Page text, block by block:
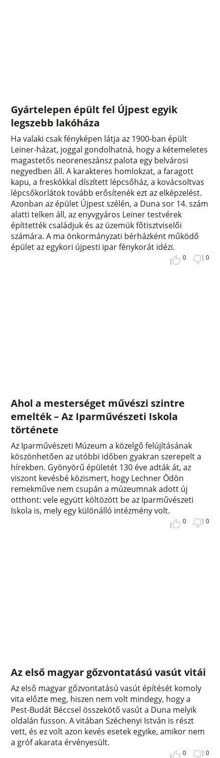
Gyártelepen épült fel Újpest egyik
legszebb lakóháza
Ha valaki csak fényképen látja az 1900-ban épült
Leiner-házat, joggal gondolhatná, hogy a kétemeletes
magastetős neoreneszánsz palota egy belvárosi
negyedben áll. A karakteres homlokzat, a faragott
kapu, a freskókkal díszített lépcsőház, a kovácsoltvas
lépcsőkorlátok tovább erősítenék ezt az elképzelést.
Azonban az épület Újpest szélén, a Duna sor 14. szám
alatti telken áll, az enyvgyáros Leiner testvérek
építtették családjuk és az üzemük főtisztviselői
számára. A ma önkormányzati bérházként működő
épület az egykori újpesti ipar fénykorát idézi.
0 0
Ahol a mesterséget művészi szintre
emelték – Az Iparművészeti Iskola
története
Az Iparművészeti Múzeum a közelgő felújításának
köszönhetően az utóbbi időben gyakran szerepelt a
hírekben. Gyönyörű épületét 130 éve adták át, az
viszont kevésbé közismert, hogy Lechner Ödön
remekműve nem csupán a múzeumnak adott új
otthont: vele együtt költözött be az Iparművészeti
Iskola is, mely egy különálló intézmény volt.
0 0
Az első magyar gőzvontatású vasút vitái
Az első magyar gőzvontatású vasút építését komoly
vita előzte meg, hiszen nem volt mindegy, hogy a
Pest-Budát Béccsel összekötő vasút a Duna melyik
oldalán fusson. A vitában Széchenyi István is részt
vett, és ez volt azon kevés esetek egyike, amikor nem
a gróf akarata érvényesült.
0 0